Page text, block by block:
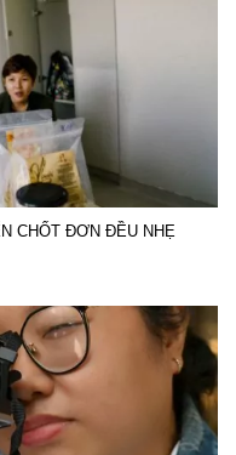
CHỐT ĐƠN ĐỀU NHẸ